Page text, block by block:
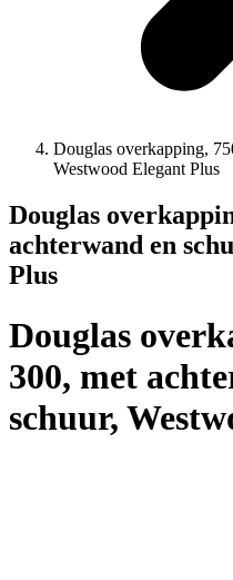
Douglas overkapping,
Westwood Elegant Plus
Douglas
achterwand en
Plus
Douglas
300, met
schuur,